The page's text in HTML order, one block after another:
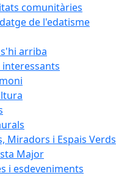
comunitàries
de l'edatisme
arriba
interessants
Miradors i Espais Verds
Major
i esdeveniments